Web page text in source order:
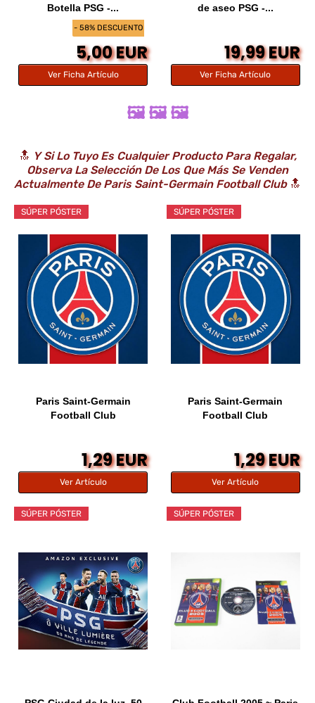
- 58% DESCUENTO
Botella PSG -...
5,00 EUR
Ver Ficha Artículo
de aseo PSG -...
19,99 EUR
Ver Ficha Artículo
🖼️ 🖼️ 🖼️
🔝 Y Si Lo Tuyo Es Cualquier Producto Para Regalar,
Observa La Selección De Los Que Más Se Venden
Actualmente De Paris Saint-Germain Football Club🔝
SÚPER PÓSTER
Paris Saint-Germain
Football Club
1,29 EUR
Ver Artículo
SÚPER PÓSTER
Paris Saint-Germain
Football Club
1,29 EUR
Ver Artículo
SÚPER PÓSTER SÚPER PÓSTER